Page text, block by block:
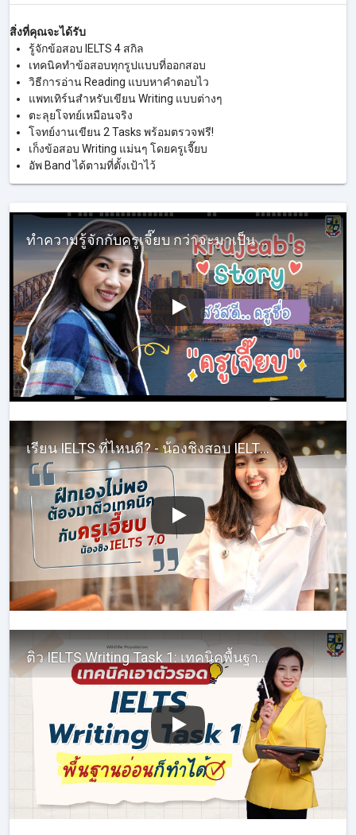
สิ่งที่คุณจะได้รับ
รู้จักข้อสอบ IELTS 4 สกิล
เทคนิคทำข้อสอบทุกรูปแบบที่ออกสอบ
วิธีการอ่าน Reading แบบหาคำตอบไว
แพทเทิร์นสำหรับเขียน Writing แบบต่างๆ
ตะลุยโจทย์เหมือนจริง
โจทย์งานเขียน 2 Tasks พร้อมตรวจฟรี!
เก็งข้อสอบ Writing แม่นๆ โดยครูเจี๊ยบ
อัพ Band ได้ตามที่ตั้งเป้าไว้
ทำความรู้จักกับครูเจี๊ยบ กว่าจะมาเป็น KruJeab InterHub ในทุกวันนี้ ต้องผ่านอะไรบ้าง #ครูเจี๊ยบIELTS
เรียน IELTS ที่ไหนดี? - น้องชิงสอบ IELTSได้ Band 7!! - รีวิวเรียนภาษาอังกฤษติวสอบ IELTS กับครูเจี๊ยบ
ติว IELTS Writing Task 1: เทคนิคพื้นฐาน เขียนบรรยาย Line Graphs